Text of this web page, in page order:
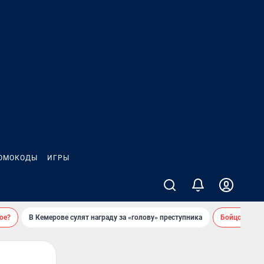
ИГРЫ
В Кемерове сулят награду за «голову» преступника Бойцовский